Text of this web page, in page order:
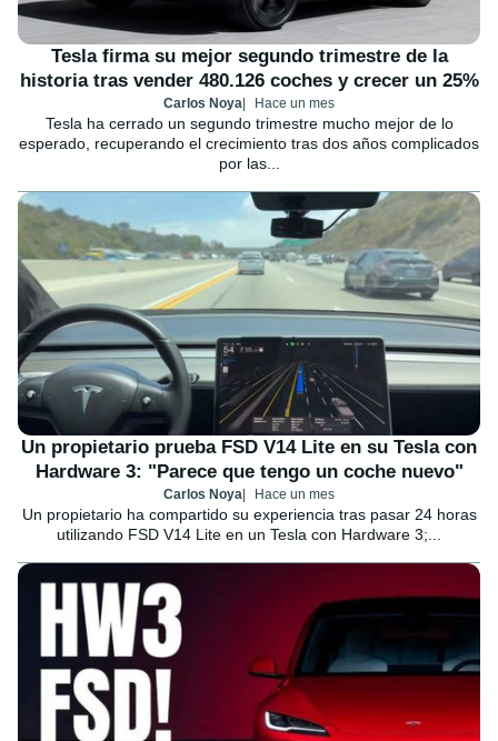
Tesla firma su mejor segundo trimestre de la
historia tras vender 480.126 coches y crecer un 25%
Carlos Noya Hace un mes
Tesla ha cerrado un segundo trimestre mucho mejor de lo
esperado, recuperando el crecimiento tras dos años complicados
por las...
Un propietario prueba FSD V14 Lite en su Tesla con
Hardware 3: "Parece que tengo un coche nuevo"
Carlos Noya Hace un mes
Un propietario ha compartido su experiencia tras pasar 24 horas
utilizando FSD V14 Lite en un Tesla con Hardware 3;...